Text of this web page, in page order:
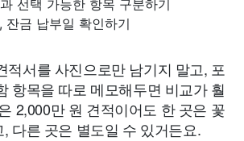
선택 가능한 항목 구분하기
잔금 납부일 확인하기
적서를 사진으로만 남기지 말고, 포
항목을 따로 메모해두면 비교가 훨
2,000만 원 견적이어도 한 곳은 꽃
다른 곳은 별도일 수 있거든요.